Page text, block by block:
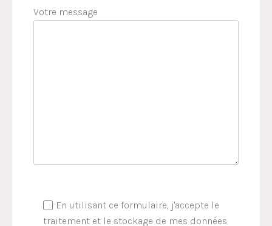
Votre message
En utilisant ce formulaire, j'accepte le
traitement et le stockage de mes données